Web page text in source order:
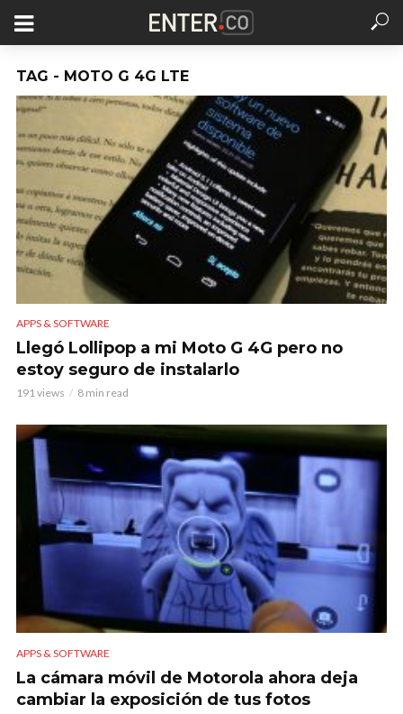
TAG - MOTO G 4G LTE
APPS & SOFTWARE
Llegó Lollipop a mi Moto G 4G pero no
estoy seguro de instalarlo
191 views 8 min read
APPS & SOFTWARE
La cámara móvil de Motorola ahora deja
cambiar la exposición de tus fotos